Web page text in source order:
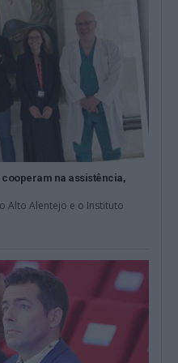
cooperam na assistência,
Alto Alentejo e o Instituto